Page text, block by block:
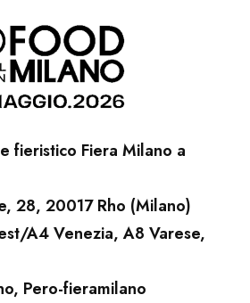
fieristico Fiera Milano a
28, 20017 Rho (Milano)
A4 Venezia, A8 Varese,
Pero-fieramilano